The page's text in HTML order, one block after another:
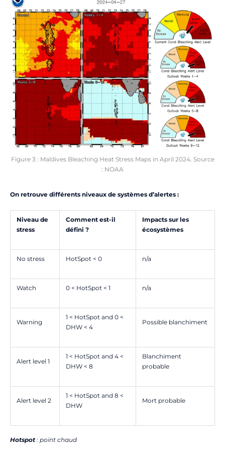
Figure 3 : Maldives Bleaching Heat Stress Maps in April 2024. Source
: NOAA
On retrouve différents niveaux de systèmes d’alertes :
Niveau de
stress
Comment est-il
défini ?
Impacts sur les
écosystèmes
No stress HotSpot < 0 n/a
Watch 0 < HotSpot < 1 n/a
Warning
1 < HotSpot and 0 <
DHW < 4
Possible blanchiment
Alert level 1
1 < HotSpot and 4 <
DHW < 8
Blanchiment
probable
Alert level 2
1 < HotSpot and 8 <
DHW
Mort probable
Hotspot : point chaud